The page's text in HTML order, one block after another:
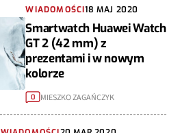
WIADOMOŚCI18 MAJ 2020
Smartwatch Huawei Watch
GT 2 (42 mm) z
prezentami i w nowym
kolorze
0 MIESZKO ZAGAŃCZYK